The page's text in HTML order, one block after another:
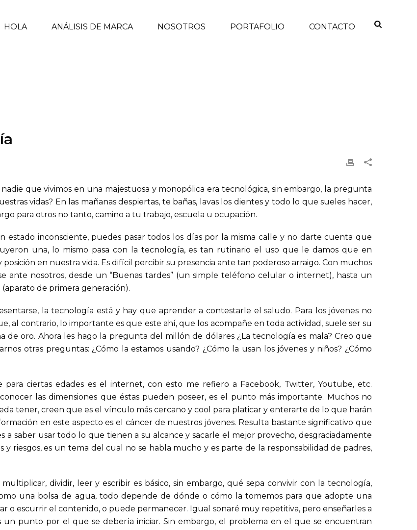
HOLA ANÁLISIS DE MARCA NOSOTROS PORTAFOLIO CONTACTO
que vivimos en una majestuosa y monopólica era tecnológica, sin embargo, la pregunta
vidas? En las mañanas despiertas, te bañas, lavas los dientes y todo lo que sueles hacer,
para otros no tanto, camino a tu trabajo, escuela u ocupación.
inconsciente, puedes pasar todos los días por la misma calle y no darte cuenta que
una, lo mismo pasa con la tecnología, es tan rutinario el uso que le damos que en
en nuestra vida. Es difícil percibir su presencia ante tan poderoso arraigo. Con muchos
ante nosotros, desde un “Buenas tardes” (un simple teléfono celular o internet), hasta un
de primera generación).
la tecnología está y hay que aprender a contestarle el saludo. Para los jóvenes no
al contrario, lo importante es que este ahí, que los acompañe en toda actividad, suele ser su
de oro. Ahora les hago la pregunta del millón de dólares ¿La tecnología es mala? Creo que
otras preguntas: ¿Cómo la estamos usando? ¿Cómo la usan los jóvenes y niños? ¿Cómo
ciertas edades es el internet, con esto me refiero a Facebook, Twitter, Youtube, etc.
las dimensiones que éstas pueden poseer, es el punto más importante. Muchos no
tener, creen que es el vínculo más cercano y cool para platicar y enterarte de lo que harán
en este aspecto es el cáncer de nuestros jóvenes. Resulta bastante significativo que
a saber usar todo lo que tienen a su alcance y sacarle el mejor provecho, desgraciadamente
riesgos, es un tema del cual no se habla mucho y es parte de la responsabilidad de padres,
dividir, leer y escribir es básico, sin embargo, qué sepa convivir con la tecnología,
una bolsa de agua, todo depende de dónde o cómo la tomemos para que adopte una
o escurrir el contenido, o puede permanecer. Igual sonaré muy repetitiva, pero enseñarles a
un punto por el que se debería iniciar. Sin embargo, el problema en el que se encuentran